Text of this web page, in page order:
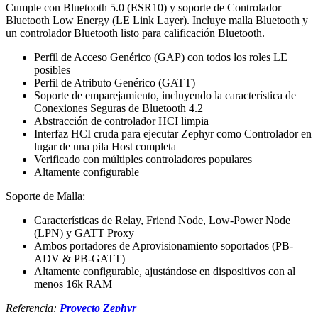
Cumple con Bluetooth 5.0 (ESR10) y soporte de Controlador
Bluetooth Low Energy (LE Link Layer). Incluye malla Bluetooth y
un controlador Bluetooth listo para calificación Bluetooth.
Perfil de Acceso Genérico (GAP) con todos los roles LE
posibles
Perfil de Atributo Genérico (GATT)
Soporte de emparejamiento, incluyendo la característica de
Conexiones Seguras de Bluetooth 4.2
Abstracción de controlador HCI limpia
Interfaz HCI cruda para ejecutar Zephyr como Controlador en
lugar de una pila Host completa
Verificado con múltiples controladores populares
Altamente configurable
Soporte de Malla:
Características de Relay, Friend Node, Low-Power Node
(LPN) y GATT Proxy
Ambos portadores de Aprovisionamiento soportados (PB-
ADV & PB-GATT)
Altamente configurable, ajustándose en dispositivos con al
menos 16k RAM
Referencia: Proyecto Zephyr